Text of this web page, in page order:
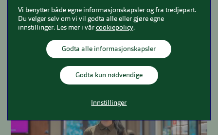
svar om Brilleland som
arbeidsplass
Vi benytter både egne informasjonskapsler og fra tredjepart.
Du velger selv om vi vil godta alle eller gjøre egne
innstillinger. Les mer i vår cookiepolicy.
Godta alle informasjonskapsler
Godta kun nødvendige
Innstillinger